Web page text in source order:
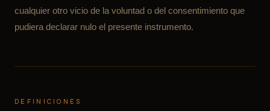
cualquier otro vicio de la voluntad o del consentimiento que
pudiera declarar nulo el presente instrumento.
DEFINICIONES